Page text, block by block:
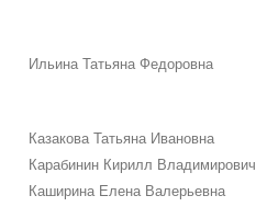
Ильина Татьяна Федоровна
Казакова Татьяна Ивановна
Карабинин Кирилл Владимирович
Каширина Елена Валерьевна